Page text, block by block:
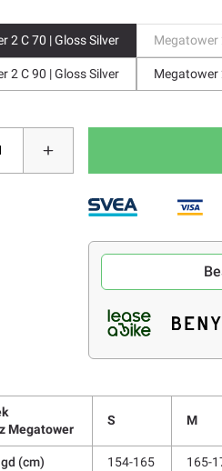
2 C 70 | Gloss Silver
Megatower
2 C 90 | Gloss Silver Megatower
Megatower
S M
(cm) 154-165 165-